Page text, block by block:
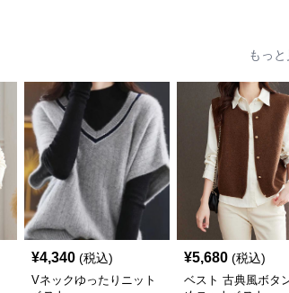
もっと
¥4,340 (税込)
Vネックゆったりニット
¥5,680 (税込)
ベスト 古典風ボタ